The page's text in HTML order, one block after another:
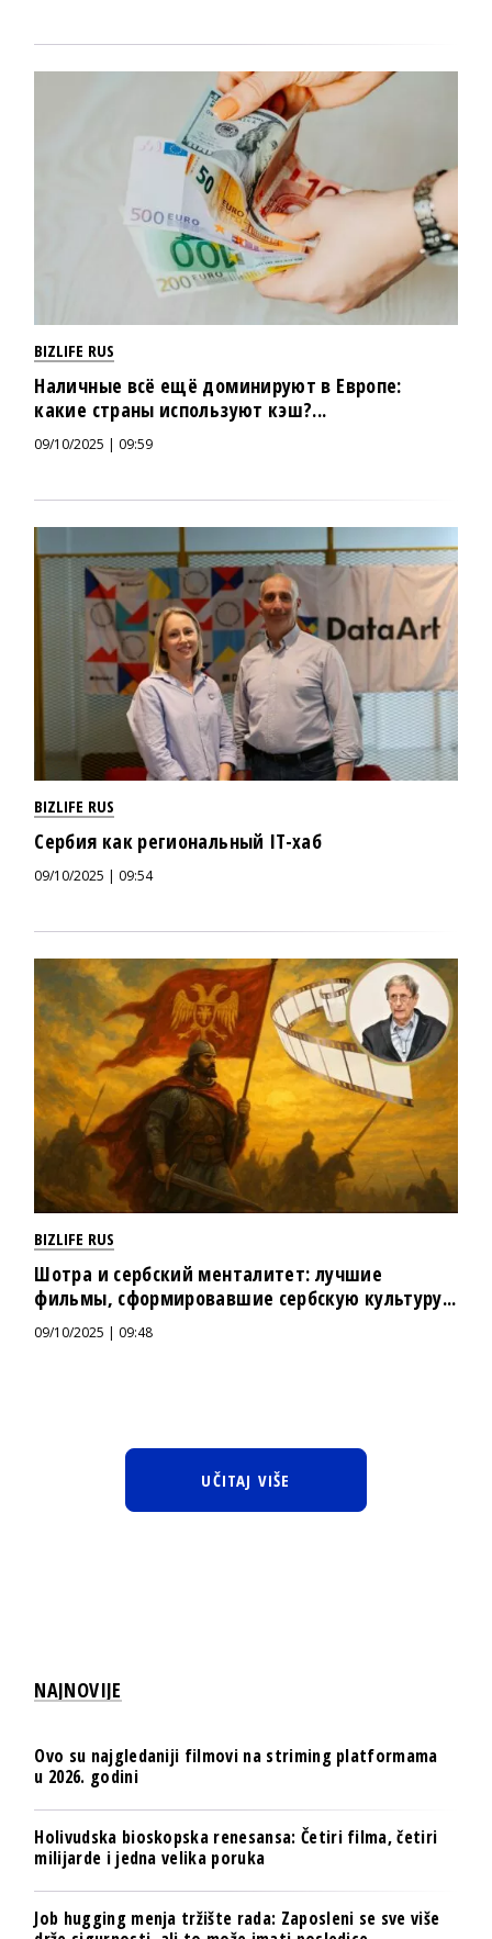
BIZLIFE RUS
Наличные всё ещё доминируют в Европе:
какие страны используют кэш?...
09/10/2025 | 09:59
BIZLIFE RUS
Сербия как региональный IT-хаб
09/10/2025 | 09:54
BIZLIFE RUS
Шотра и сербский менталитет: лучшие
фильмы, сформировавшие сербскую культуру...
09/10/2025 | 09:48
UČITAJ VIŠE
NAJNOVIJE
Ovo su najgledaniji filmovi na striming platformama
u 2026. godini
Holivudska bioskopska renesansa: Četiri filma, četiri
milijarde i jedna velika poruka
Job hugging menja tržište rada: Zaposleni se sve više